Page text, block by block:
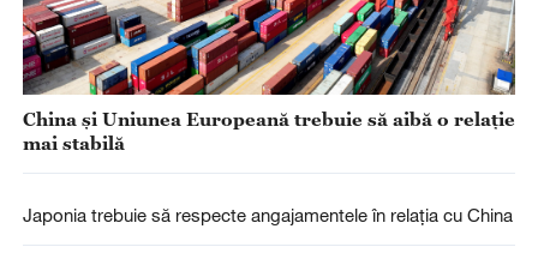
China și Uniunea Europeană trebuie să aibă o relație
mai stabilă
Japonia trebuie să respecte angajamentele în relația cu China